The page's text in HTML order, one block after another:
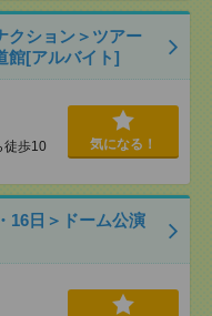
クション＞ツアー
館[アルバイト]
徒歩10
気になる！
16日＞ドーム公演